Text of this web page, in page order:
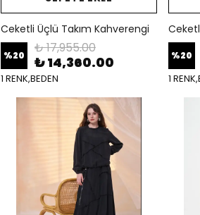
Ceketli Üçlü Takım Kahverengi
%20 ₺ 17,955.00
₺ 14,360.00
1 RENK,BEDEN
%20
1